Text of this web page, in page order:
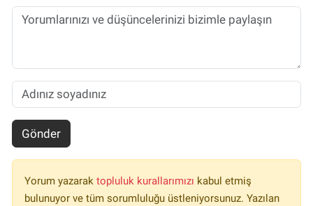
Gönder
Yorum yazarak topluluk kurallarımızı kabul etmiş
bulunuyor ve tüm sorumluluğu üstleniyorsunuz. Yazılan